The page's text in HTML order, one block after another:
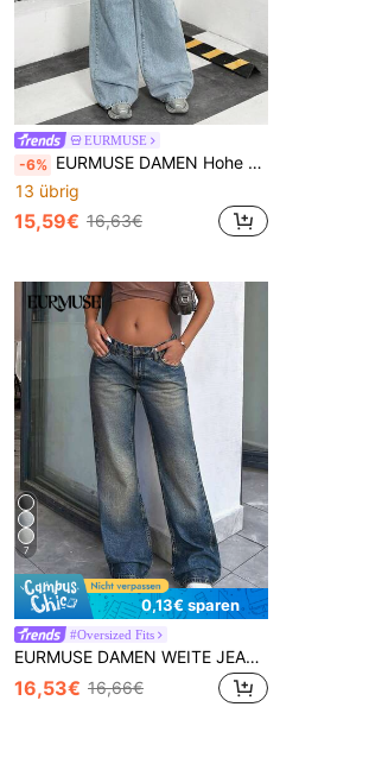
EURMUSE
-6% EURMUSE DAMEN Hohe Taille WEITE BEIN HELLBLAUE JEANS
13 übrig
15,59€ 16,63€
7
0,13€ sparen
#Oversized Fits
EURMUSE DAMEN WEITE JEANS MIT MITTLERER TAILLE UND VINTAGE-WASCHUNG
16,53€ 16,66€